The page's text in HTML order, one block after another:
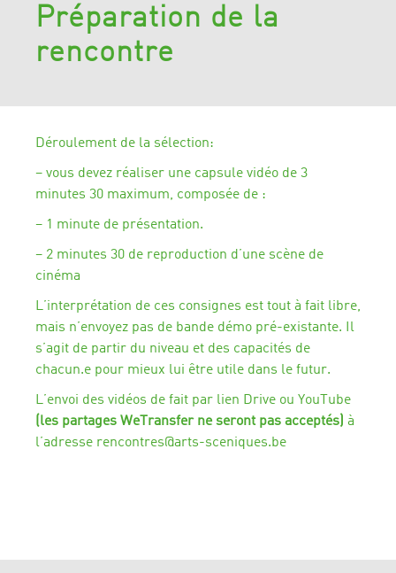
Préparation de la
rencontre
Déroulement de la sélection:
– vous devez réaliser une capsule vidéo de 3
minutes 30 maximum, composée de :
– 1 minute de présentation.
– 2 minutes 30 de reproduction d’une scène de
cinéma
L’interprétation de ces consignes est tout à fait libre,
mais n’envoyez pas de bande démo pré-existante. Il
s’agit de partir du niveau et des capacités de
chacun.e pour mieux lui être utile dans le futur.
L’envoi des vidéos de fait par lien Drive ou YouTube
(les partages WeTransfer ne seront pas acceptés) à
l’adresse rencontres@arts-sceniques.be